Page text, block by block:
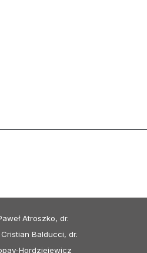
Atroszko, dr.
Balducci, dr.
Hordziejewicz